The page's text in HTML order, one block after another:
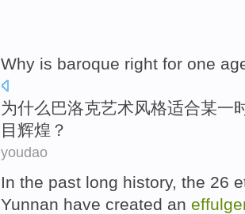
Why is baroque right for one
为什么巴洛克艺术风格适合某一
目辉煌？
youdao
In the past long history, the 26
Yunnan have created an